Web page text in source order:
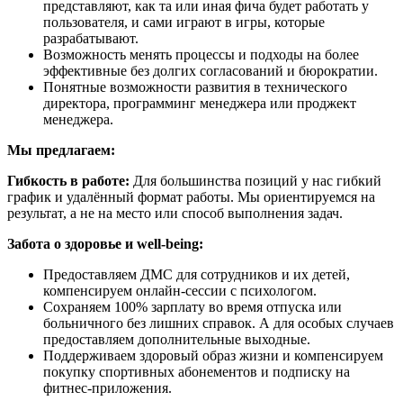
представляют, как та или иная фича будет работать у
пользователя, и сами играют в игры, которые
разрабатывают.
Возможность менять процессы и подходы на более
эффективные без долгих согласований и бюрократии.
Понятные возможности развития в технического
директора, программинг менеджера или проджект
менеджера.
Мы предлагаем:
Гибкость в работе: Для большинства позиций у нас гибкий
график и удалённый формат работы. Мы ориентируемся на
результат, а не на место или способ выполнения задач.
Забота о здоровье и well-being:
Предоставляем ДМС для сотрудников и их детей,
компенсируем онлайн-сессии с психологом.
Сохраняем 100% зарплату во время отпуска или
больничного без лишних справок. А для особых случаев
предоставляем дополнительные выходные.
Поддерживаем здоровый образ жизни и компенсируем
покупку спортивных абонементов и подписку на
фитнес-приложения.